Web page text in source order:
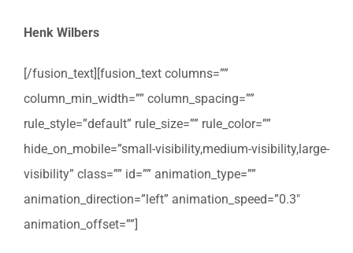
Henk Wilbers
[/fusion_text][fusion_text columns=””
column_min_width=”” column_spacing=””
rule_style=”default” rule_size=”” rule_color=””
hide_on_mobile=”small-visibility,medium-visibility,large-
visibility” class=”” id=”” animation_type=””
animation_direction=”left” animation_speed=”0.3″
animation_offset=””]